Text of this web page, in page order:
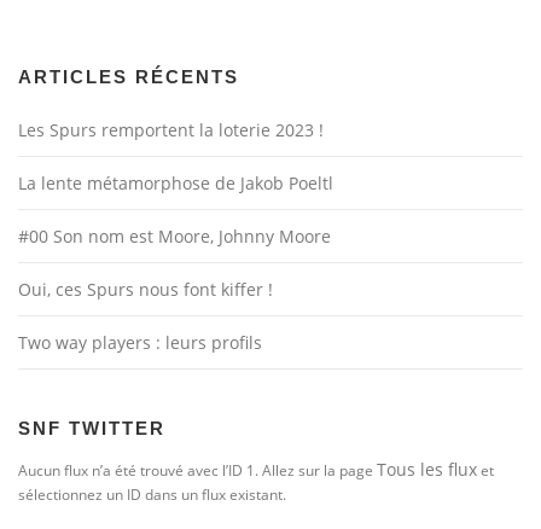
t
i
n
e
s
r
c
l
e
ARTICLES RÉCENTS
Les Spurs remportent la loterie 2023 !
La lente métamorphose de Jakob Poeltl
#00 Son nom est Moore, Johnny Moore
Oui, ces Spurs nous font kiffer !
Two way players : leurs profils
SNF TWITTER
Aucun flux n’a été trouvé avec l’ID 1. Allez sur la page Tous les fluxet
sélectionnez un ID dans un flux existant.